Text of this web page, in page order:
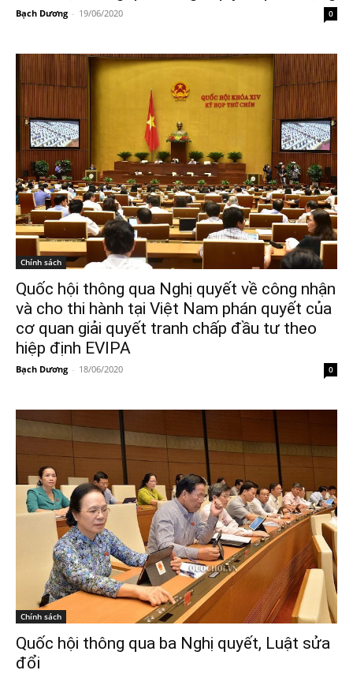
Bạch Dương - 19/06/2020 0
Chính sách
Quốc hội thông qua Nghị quyết về công nhận
và cho thi hành tại Việt Nam phán quyết của
cơ quan giải quyết tranh chấp đầu tư theo
hiệp định EVIPA
Bạch Dương - 18/06/2020 0
Chính sách
Quốc hội thông qua ba Nghị quyết, Luật sửa
đổi